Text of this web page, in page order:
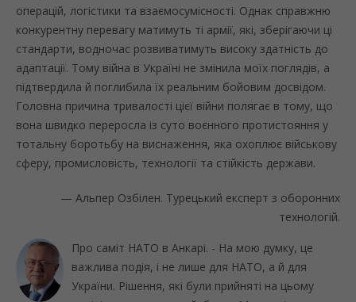
операцій, логістики та взаємосумісності. Однак справжню
конкурентну перевагу матимуть ті армії, які, зберігаючи ці
стандарти, водночас розвиватимуть високу здатність до
адаптації. Тому війна в Україні не змінила моїх поглядів, а
підтвердила й поглибила їх реальним бойовим досвідом.
Головна причина тривалості цієї війни полягає в тому, що
вона швидко переросла із суто воєнного протистояння у
тотальну боротьбу на виснаження, яка охоплює військову
сферу, промисловість, технології та стійкість держави.
— Альпер Озбілен. Турецький експерт з оборонних
технологій.
Про саміт НАТО в Анкарі. - На мою думку, це
важлива подія, і не лише для НАТО, а й для
України. Рішення, які були прийняті на цьому